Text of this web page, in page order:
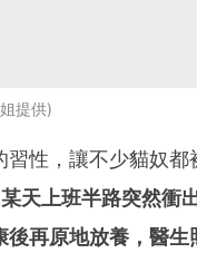
提供
習性，讓不少貓奴
天上班半路突然衝
後再原地放養，醫